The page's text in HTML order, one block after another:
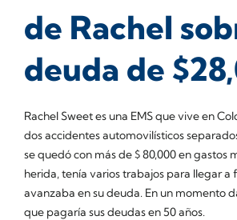
de Rachel
deuda de
Rachel Sweet es una EMS que vive en
dos accidentes automovilísticos
se quedó con más de $ 80,000 en gastos
herida, tenía varios trabajos para llegar a
avanzaba en su deuda. En un momento
que pagaría sus deudas en 50 años.